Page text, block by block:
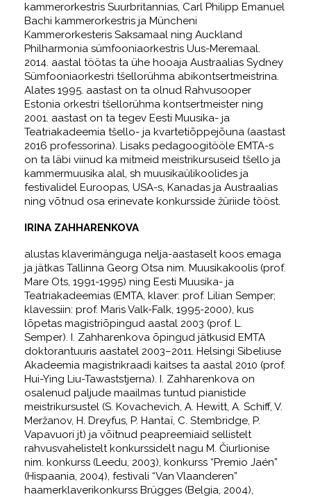
kammerorkestris Suurbritannias, Carl Philipp Emanuel
Bachi kammerorkestris ja Müncheni
Kammerorkesteris Saksamaal ning Auckland
Philharmonia sümfooniaorkestris Uus-Meremaal.
2014. aastal töötas ta ühe hooaja Austraalias Sydney
Sümfooniaorkestri tšellorühma abikontsertmeistrina.
Alates 1995. aastast on ta olnud Rahvusooper
Estonia orkestri tšellorühma kontsertmeister ning
2001. aastast on ta tegev Eesti Muusika- ja
Teatriakadeemia tšello- ja kvartetiõppejõuna (aastast
2016 professorina). Lisaks pedagoogitööle EMTA-s
on ta läbi viinud ka mitmeid meistrikursuseid tšello ja
kammermuusika alal, sh muusikaülikoolides ja
festivalidel Euroopas, USA-s, Kanadas ja Austraalias
ning võtnud osa erinevate konkursside žüriide tööst.
IRINA ZAHHARENKOVA
alustas klaverimänguga nelja-aastaselt koos emaga
ja jätkas Tallinna Georg Otsa nim. Muusikakoolis (prof.
Mare Ots, 1991-1995) ning Eesti Muusika- ja
Teatriakadeemias (EMTA, klaver: prof. Lilian Semper;
klavessiin: prof. Maris Valk-Falk, 1995-2000), kus
lõpetas magistriõpingud aastal 2003 (prof. L.
Semper). I. Zahharenkova õpingud jätkusid EMTA
doktorantuuris aastatel 2003–2011. Helsingi Sibeliuse
Akadeemia magistrikraadi kaitses ta aastal 2010 (prof.
Hui-Ying Liu-Tawaststjerna). I. Zahharenkova on
osalenud paljude maailmas tuntud pianistide
meistrikursustel (S. Kovachevich, A. Hewitt, A. Schiff, V.
Meržanov, H. Dreyfus, P. Hantaï, C. Stembridge, P.
Vapavuori jt) ja võitnud peapreemiaid sellistelt
rahvusvahelistelt konkurssidelt nagu M. Čiurlionise
nim. konkurss (Leedu, 2003), konkurss “Premio Jaén”
(Hispaania, 2004), festivali “Van Vlaanderen”
haamerklaverikonkurss Brügges (Belgia, 2004),